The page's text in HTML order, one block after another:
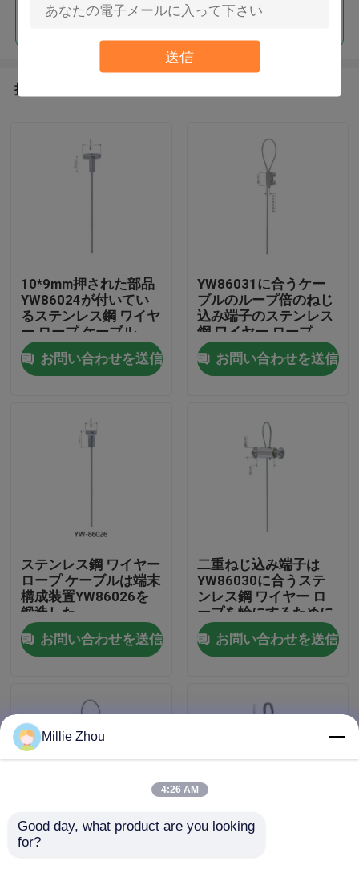
送信
私達について
工場旅行
品質管理
私達に連絡しなさい
引用を要求しなさい
続行
推薦されたプロダクト
10*9mm押された部品
YW86024が付いてい
るステンレス鋼 ワイヤ
ー ロープ ケーブル
お問い合わせを送信
YW86031に合うケー
ブルのループ倍のねじ
込み端子のステンレス
鋼 ワイヤー ロープ
お問い合わせを送信
ステンレス鋼 ワイヤー
ロープ ケーブルは端末
構成装置YW86026を
鍛造した
お問い合わせを送信
二重ねじ込み端子は
YW86030に合うステ
ンレス鋼 ワイヤー ロ
ープを輪にするために
ケーブルで通信する
お問い合わせを送信
鋳造物ターミナルは死
Millie Zhou
4:26 AM
Good day, what product are you looking
for?